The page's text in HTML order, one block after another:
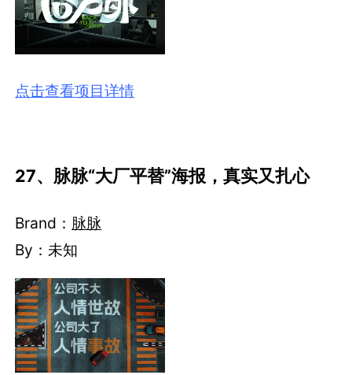
点击查看项目详情
27、脉脉“大厂平替”海报，真实又扎心
Brand： 脉脉
By：未知